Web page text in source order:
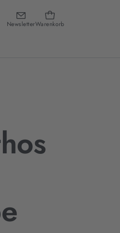
NewsletterWarenkorb